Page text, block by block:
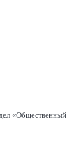
«Общественный